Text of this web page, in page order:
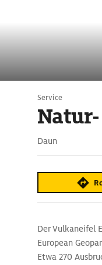
Service
Daun
Der Vulkaneifel
European
Etwa 270